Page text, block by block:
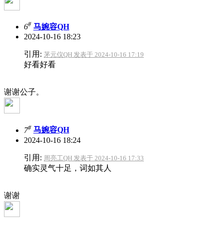
6# 马婉容QH
2024-10-16 18:23
引用: 茅元仪QH 发表于 2024-10-16 17:19
好看好看
谢谢公子。
7# 马婉容QH
2024-10-16 18:24
引用: 周亮工QH 发表于 2024-10-16 17:33
确实灵气十足，词如其人
谢谢